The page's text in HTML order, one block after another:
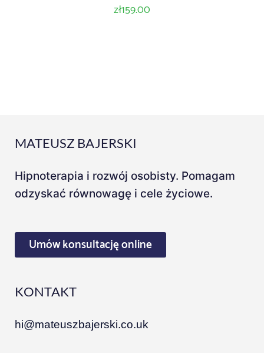
zł159.00
MATEUSZ BAJERSKI
Hipnoterapia i rozwój osobisty. Pomagam
odzyskać równowagę i cele życiowe.
Umów konsultację online
KONTAKT
hi@mateuszbajerski.co.uk